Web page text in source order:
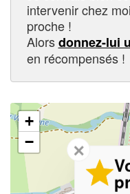
intervenir chez
proche !
Alorsdonnez-lui
en récompensés !
+
−
✕